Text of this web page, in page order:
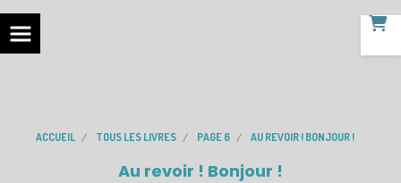
ACCUEIL TOUS LES LIVRES PAGE 6 AU REVOIR ! BONJOUR !
Au revoir ! Bonjour !